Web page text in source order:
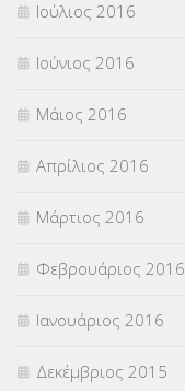
Ιούλιος 2016
Ιούνιος 2016
Μάιος 2016
Απρίλιος 2016
Μάρτιος 2016
Φεβρουάριος 2016
Ιανουάριος 2016
Δεκέμβριος 2015